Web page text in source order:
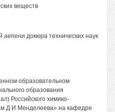
веществ
аепени докюра технических наук
образовательном
образования
Российского химико-
Д И Менделеева» на кафедре